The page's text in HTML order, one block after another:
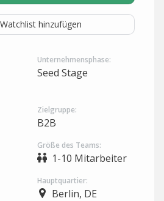
hinzufügen
Unternehmensphase:
Seed Stage
Zielgruppe:
B2B
Größe des Teams:
1-10 Mitarbeiter
Hauptquartier:
Berlin, DE